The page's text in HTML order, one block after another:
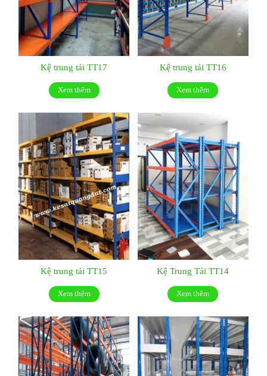
Kệ trung tải TT17
Xem thêm
Kệ trung tải TT16
Xem thêm
Kệ trung tải TT15
Xem thêm
Kệ Trung Tải TT14
Xem thêm